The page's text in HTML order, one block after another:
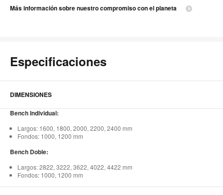
Más información sobre nuestro compromiso con el planeta
Especificaciones
DIMENSIONES
Bench Individual:
Largos: 1600, 1800, 2000, 2200, 2400 mm
Fondos: 1000, 1200 mm
Bench Doble:
Largos: 2822, 3222, 3622, 4022, 4422 mm
Fondos: 1000, 1200 mm